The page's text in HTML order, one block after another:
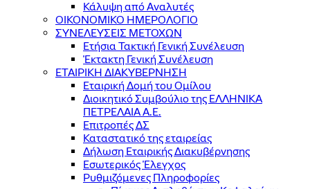
Κάλυψη από Αναλυτές
ΟΙΚΟΝΟΜΙΚΟ ΗΜΕΡΟΛΟΓΙΟ
ΣΥΝΕΛΕΥΣΕΙΣ ΜΕΤΟΧΩΝ
Ετήσια Τακτική Γενική Συνέλευση
Έκτακτη Γενική Συνέλευση
ΕΤΑΙΡΙΚΗ ΔΙΑΚΥΒΕΡΝΗΣΗ
Εταιρική Δομή του Ομίλου
Διοικητικό Συμβούλιο της ΕΛΛΗΝΙΚΑ
ΠΕΤΡΕΛΑΙΑ Α.Ε.
Επιτροπές ΔΣ
Καταστατικό της εταιρείας
Δήλωση Εταιρικής Διακυβέρνησης
Εσωτερικός Έλεγχος
Ρυθμιζόμενες Πληροφορίες